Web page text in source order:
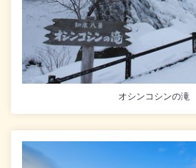
オシンコシンの滝